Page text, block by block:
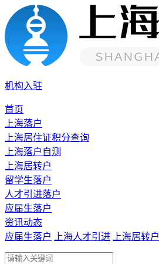
机构入驻
首页
上海落户
上海居住证积分查询
上海落户自测
上海居转户
留学生落户
人才引进落户
应届生落户
资讯动态
应届生落户
上海人才引进 上海居转户